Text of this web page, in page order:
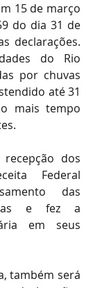
15 de março
do dia 31 de
declarações.
do Rio
por chuvas
até 31
mais tempo
dos
Federal
das
e fez a
em seus
também será